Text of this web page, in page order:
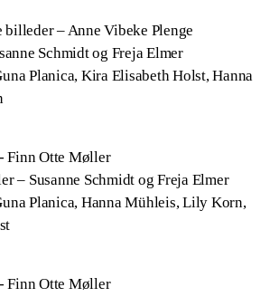
– Anne Vibeke Plenge
Schmidt og Freja Elmer
Planica, Kira Elisabeth Holst, Hanna
Finn Otte Møller
– Susanne Schmidt og Freja Elmer
Planica, Hanna Mühleis, Lily Korn,
Finn Otte Møller